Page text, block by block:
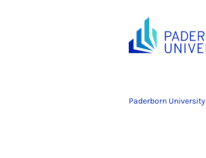
Paderborn University